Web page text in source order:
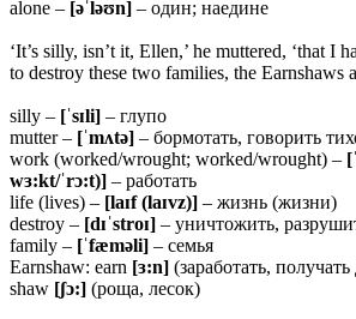
alone – [əˈləʊn] – один; наедине
‘It’s silly, isn’t it, Ellen,’ he muttered, ‘that I
to destroy these two families, the Earnshaws
silly – [ˈsɪli] – глупо
mutter – [ˈmʌtə] – бормотать, говорить
work (worked/wrought; worked/wrought) –
wɜ:kt/ˈrɔ:t)] – работать
life (lives) – [laɪf (laɪvz)] – жизнь (жизни)
destroy – [dɪˈstroɪ] – уничтожить,
family – [ˈfæməli] – семья
Earnshaw: earn [ɜ:n] (заработать,
shaw [ʃɔ:] (роща, лесок)